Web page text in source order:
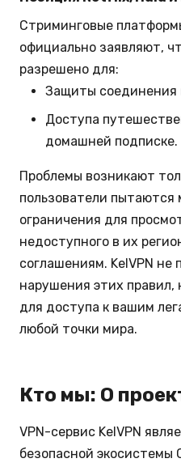
Стриминговые
официально заявляют,
разрешено для:
Защиты соединения
Доступа
домашней подписке.
Проблемы возникают
пользователи пытаются
ограничения для
недоступного в их
соглашениям. KelVPN не
нарушения этих
для доступа к вашим
любой точки мира.
Кто мы: О
VPN-сервис KelVPN
безопасной экосистемы